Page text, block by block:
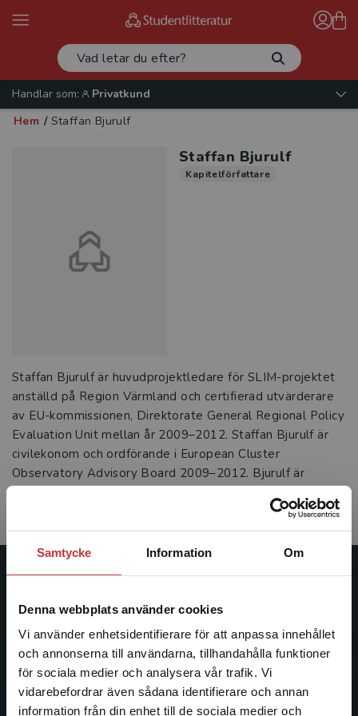
Samtycke Information Om
Denna webbplats använder cookies
Vi använder enhetsidentifierare för att anpassa innehållet
och annonserna till användarna, tillhandahålla funktioner
för sociala medier och analysera vår trafik. Vi
vidarebefordrar även sådana identifierare och annan
information från din enhet till de sociala medier och
Begränsad fraktregion
Handlar som:
Privatkund
Hem / Staffan Bjurulf
Staffan Bjurulf
Kapitelförfattare
Staffan Bjurulf är huvudprojektledare för SLIM-projektet
anställd på Region Värmland och certifierad utvärderare
av EU-kommissionen, Direktorate General Regional Policy
Evaluation Unit mellan år 2009–2012. Staffan Bjurulf är
civilekonom och ordförande i European Cluster
Observatory Advisory Board 2009–2012. Bjurulf är
ledande utbildningsförlag. Med läromedel, kurslitteratur,
facklitteratur, utbildningar och digitala
informationstjänster i utbudet, finns Studentlitteratur med
längs hela kunskapsresan.